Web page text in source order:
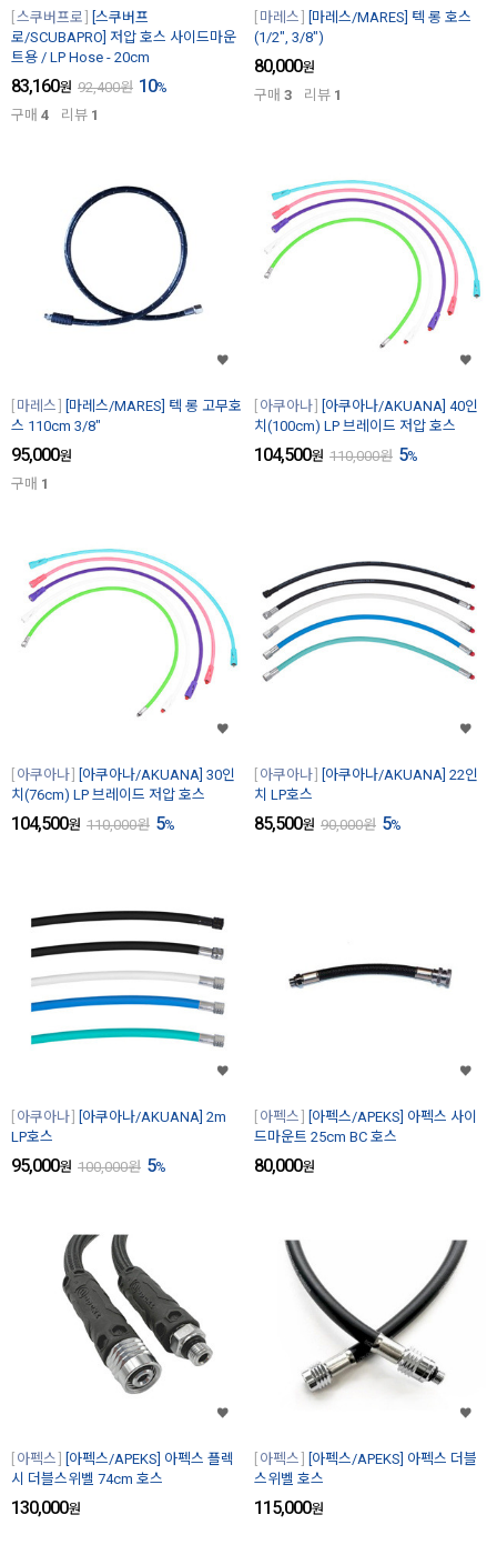
스쿠버프로
[스쿠버프
로/SCUBAPRO] 저압 호스 사이드마운
트용 / LP Hose - 20cm
83,160원 92,400원 10%
구매 4 리뷰 1
마레스
[마레스/MARES] 텍 롱 호스
(1/2", 3/8")
80,000원
구매 3 리뷰 1
마레스
[마레스/MARES] 텍 롱 고무호
스 110cm 3/8"
95,000원
구매 1
아쿠아나
[아쿠아나/AKUANA] 40인
치(100cm) LP 브레이드 저압 호스
104,500원 110,000원 5%
아쿠아나
[아쿠아나/AKUANA] 30인
치(76cm) LP 브레이드 저압 호스
104,500원 110,000원 5%
아쿠아나
[아쿠아나/AKUANA] 22인
치 LP호스
85,500원 90,000원 5%
아쿠아나
[아쿠아나/AKUANA] 2m
LP호스
95,000원 100,000원 5%
아펙스
[아펙스/APEKS] 아펙스 사이
드마운트 25cm BC 호스
80,000원
아펙스
[아펙스/APEKS] 아펙스 플렉
시 더블스위벨 74cm 호스
130,000원
아펙스
[아펙스/APEKS] 아펙스 더블
스위벨 호스
115,000원